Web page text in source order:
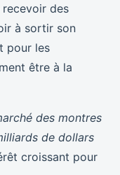
des
à sortir son
pour les
être à la
des montres
de dollars
croissant pour